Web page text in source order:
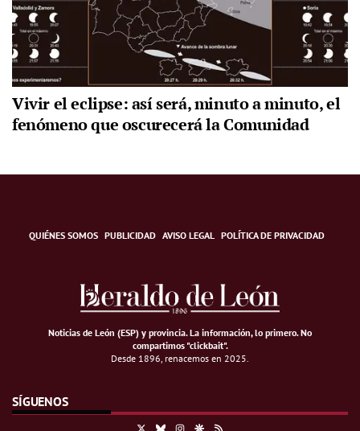
Vivir el eclipse: así será, minuto a minuto, el
fenómeno que oscurecerá la Comunidad
QUIÉNES SOMOS PUBLICIDAD AVISO LEGAL POLÍTICA DE PRIVACIDAD
Noticias de León (ESP) y provincia. La información, lo primero.No
compartimos "clickbait".
Desde 1896, renacemos en 2025.
SÍGUENOS
BlueskyInstagramGoogle Discover